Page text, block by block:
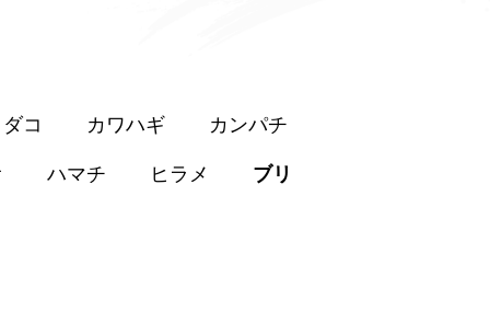
コ カワハギ カンパチ
ハマチ ヒラメ ブリ